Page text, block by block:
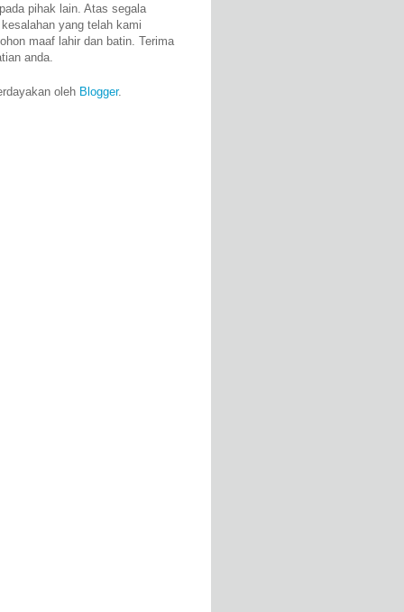
pihak lain. Atas segala
yang telah kami
maaf lahir dan batin. Terima
anda.
oleh Blogger.